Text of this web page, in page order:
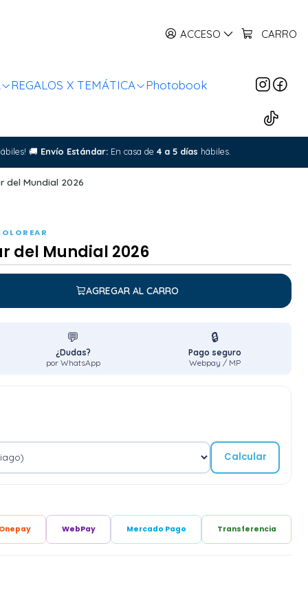
ACCESO CARRO
REGALOS X TEMÁTICA Photobook
🚚 Envío Estándar: En casa de 4 a 5 días hábiles.
del Mundial 2026
del Mundial 2026
AGREGAR AL CARRO
💬
¿Dudas?
por WhatsApp
🔒
Pago seguro
Webpay / MP
Calcular
WebPay Mercado Pago Transferencia